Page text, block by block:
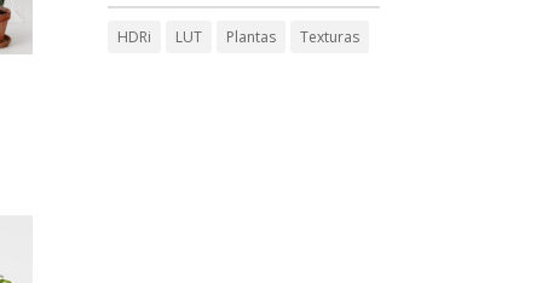
HDRi LUT Plantas Texturas